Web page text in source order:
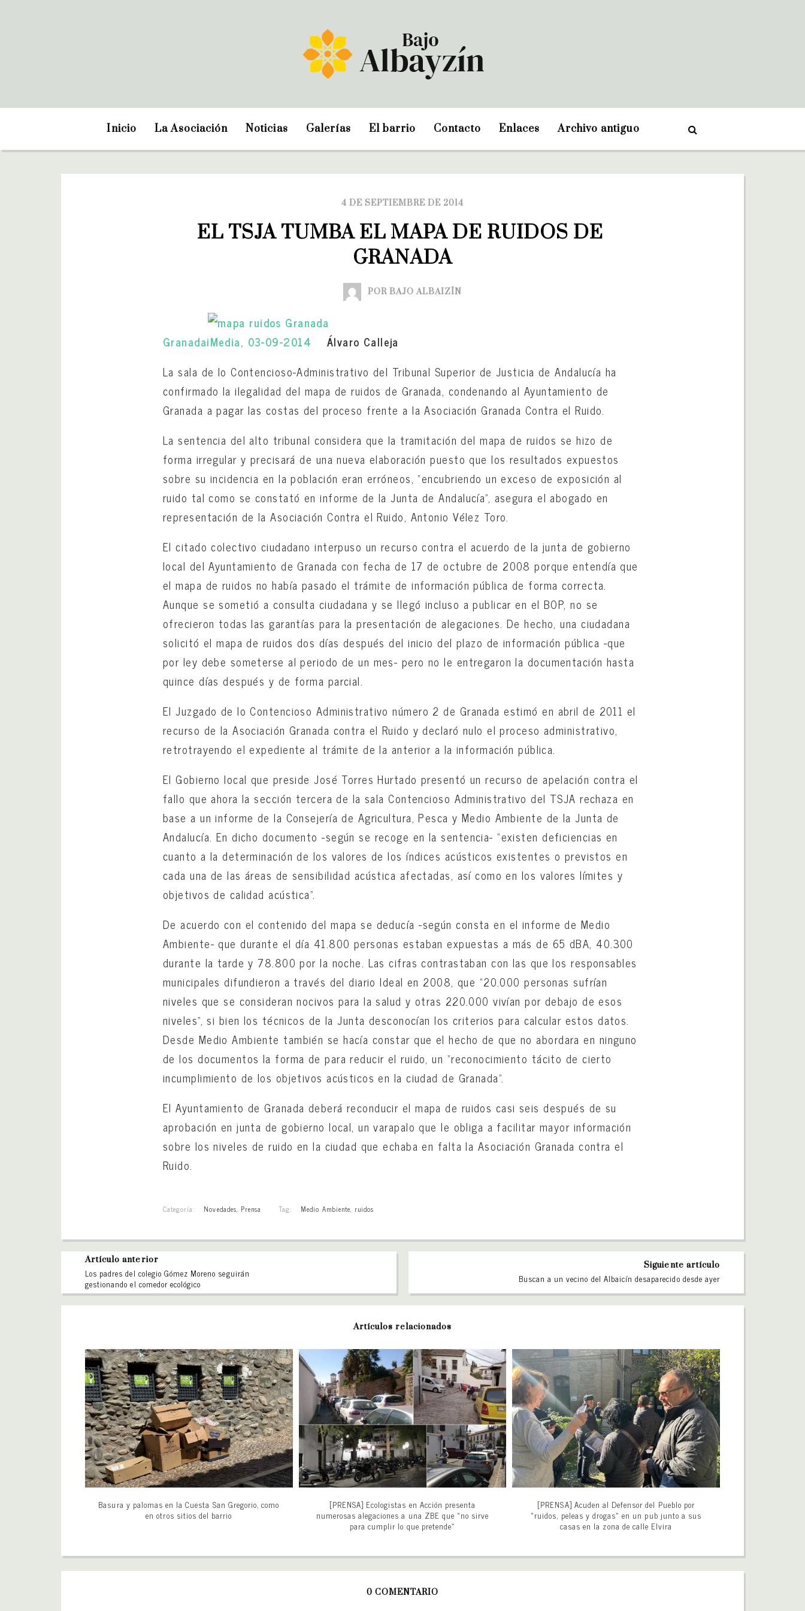
Inicio La Asociación Noticias Galerías El barrio Contacto Enlaces Archivo antiguo
4 DE SEPTIEMBRE DE 2014
EL TSJA TUMBA EL MAPA DE RUIDOS DE
GRANADA
POR BAJO ALBAIZÍN
GranadaiMedia, 03-09-2014 Álvaro Calleja
La sala de lo Contencioso-Administrativo del Tribunal Superior de Justicia de Andalucía ha
confirmado la ilegalidad del mapa de ruidos de Granada, condenando al Ayuntamiento de
Granada a pagar las costas del proceso frente a la Asociación Granada Contra el Ruido.
La sentencia del alto tribunal considera que la tramitación del mapa de ruidos se hizo de
forma irregular y precisará de una nueva elaboración puesto que los resultados expuestos
sobre su incidencia en la población eran erróneos, “encubriendo un exceso de exposición al
ruido tal como se constató en informe de la Junta de Andalucía”, asegura el abogado en
representación de la Asociación Contra el Ruido, Antonio Vélez Toro.
El citado colectivo ciudadano interpuso un recurso contra el acuerdo de la junta de gobierno
local del Ayuntamiento de Granada con fecha de 17 de octubre de 2008 porque entendía que
el mapa de ruidos no había pasado el trámite de información pública de forma correcta.
Aunque se sometió a consulta ciudadana y se llegó incluso a publicar en el BOP, no se
ofrecieron todas las garantías para la presentación de alegaciones. De hecho, una ciudadana
solicitó el mapa de ruidos dos días después del inicio del plazo de información pública -que
por ley debe someterse al periodo de un mes- pero no le entregaron la documentación hasta
quince días después y de forma parcial.
El Juzgado de lo Contencioso Administrativo número 2 de Granada estimó en abril de 2011 el
recurso de la Asociación Granada contra el Ruido y declaró nulo el proceso administrativo,
retrotrayendo el expediente al trámite de la anterior a la información pública.
El Gobierno local que preside José Torres Hurtado presentó un recurso de apelación contra el
fallo que ahora la sección tercera de la sala Contencioso Administrativo del TSJA rechaza en
base a un informe de la Consejería de Agricultura, Pesca y Medio Ambiente de la Junta de
Andalucía. En dicho documento -según se recoge en la sentencia- “existen deficiencias en
cuanto a la determinación de los valores de los índices acústicos existentes o previstos en
cada una de las áreas de sensibilidad acústica afectadas, así como en los valores límites y
objetivos de calidad acústica”.
De acuerdo con el contenido del mapa se deducía -según consta en el informe de Medio
Ambiente- que durante el día 41.800 personas estaban expuestas a más de 65 dBA, 40.300
durante la tarde y 78.800 por la noche. Las cifras contrastaban con las que los responsables
municipales difundieron a través del diario Ideal en 2008, que “20.000 personas sufrían
niveles que se consideran nocivos para la salud y otras 220.000 vivían por debajo de esos
niveles”, si bien los técnicos de la Junta desconocían los criterios para calcular estos datos.
Desde Medio Ambiente también se hacía constar que el hecho de que no abordara en ninguno
de los documentos la forma de para reducir el ruido, un “reconocimiento tácito de cierto
incumplimiento de los objetivos acústicos en la ciudad de Granada”.
El Ayuntamiento de Granada deberá reconducir el mapa de ruidos casi seis después de su
aprobación en junta de gobierno local, un varapalo que le obliga a facilitar mayor información
sobre los niveles de ruido en la ciudad que echaba en falta la Asociación Granada contra el
Ruido.
Categoría: Novedades, Prensa Tag: Medio Ambiente, ruidos
Artículo anterior
Los padres del colegio Gómez Moreno seguirán
gestionando el comedor ecológico
Siguiente artículo
Buscan a un vecino del Albaicín desaparecido desde ayer
Artículos relacionados
Basura y palomas en la Cuesta San Gregorio, como
en otros sitios del barrio
[PRENSA] Ecologistas en Acción presenta
numerosas alegaciones a una ZBE que «no sirve
para cumplir lo que pretende»
[PRENSA] Acuden al Defensor del Pueblo por
«ruidos, peleas y drogas» en un pub junto a sus
casas en la zona de calle Elvira
0 COMENTARIO